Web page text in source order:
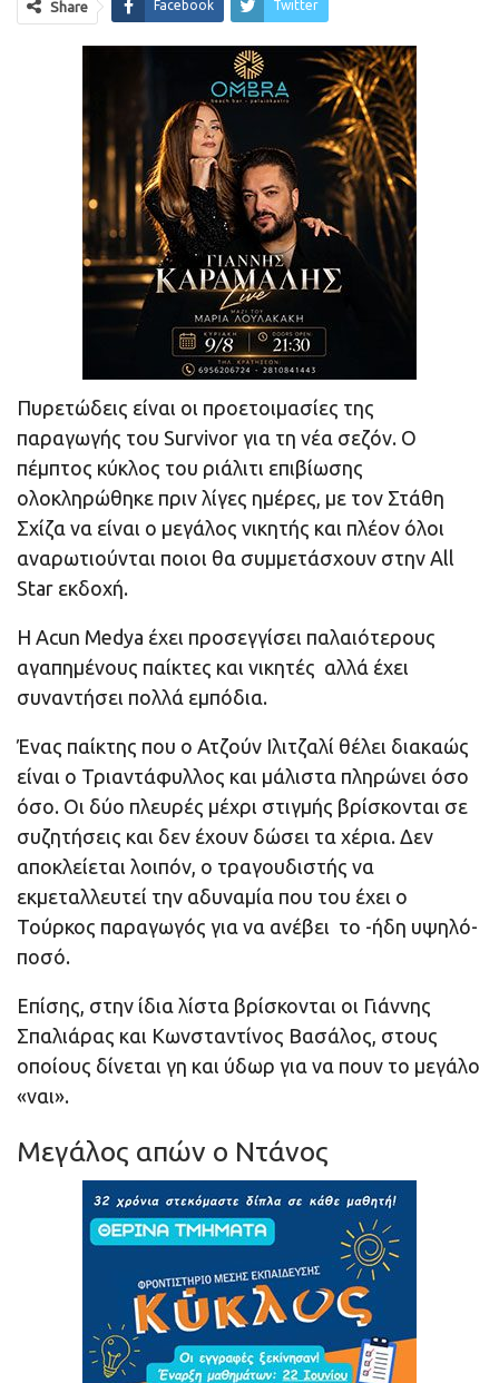
Share Facebook Twitter
Πυρετώδεις είναι οι προετοιμασίες της
παραγωγής του Survivor για τη νέα σεζόν. Ο
πέμπτος κύκλος του ριάλιτι επιβίωσης
ολοκληρώθηκε πριν λίγες ημέρες, με τον Στάθη
Σχίζα να είναι ο μεγάλος νικητής και πλέον όλοι
αναρωτιούνται ποιοι θα συμμετάσχουν στην All
Star εκδοχή.
Η Acun Medya έχει προσεγγίσει παλαιότερους
αγαπημένους παίκτες και νικητές αλλά έχει
συναντήσει πολλά εμπόδια.
Ένας παίκτης που ο Ατζούν Ιλιτζαλί θέλει διακαώς
είναι ο Τριαντάφυλλος και μάλιστα πληρώνει όσο
όσο. Οι δύο πλευρές μέχρι στιγμής βρίσκονται σε
συζητήσεις και δεν έχουν δώσει τα χέρια. Δεν
αποκλείεται λοιπόν, ο τραγουδιστής να
εκμεταλλευτεί την αδυναμία που του έχει ο
Τούρκος παραγωγός για να ανέβει το -ήδη υψηλό-
ποσό.
Επίσης, στην ίδια λίστα βρίσκονται οι Γιάννης
Σπαλιάρας και Κωνσταντίνος Βασάλος, στους
οποίους δίνεται γη και ύδωρ για να πουν το μεγάλο
«ναι».
Μεγάλος απών ο Ντάνος